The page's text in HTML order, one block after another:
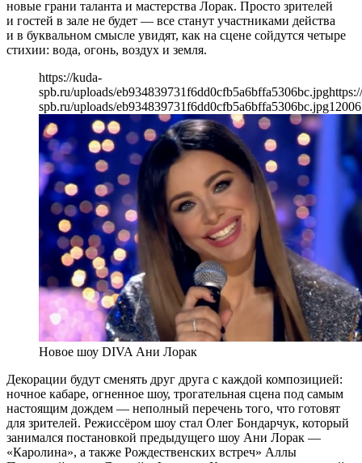
новые грани таланта и мастерства Лорак. Просто зрителей
и гостей в зале не будет — все станут участниками действа
и в буквальном смысле увидят, как на сцене сойдутся четыре
стихии: вода, огонь, воздух и земля.
https://kuda-
spb.ru/uploads/eb934839731f6dd0cfb5a6bffa5306bc.jpg
spb.ru/uploads/eb934839731f6dd0cfb5a6bffa5306bc.jpg1200
Новое шоу DIVA Ани Лорак
Декорации будут сменять друг друга с каждой композицией:
ночное кабаре, огненное шоу, трогательная сцена под самым
настоящим дождем — неполный перечень того, что готовят
для зрителей. Режиссёром шоу стал Олег Бондарчук, который
занимался постановкой предыдущего шоу Ани Лорак —
«Каролина», а также Рождественских встреч» Аллы